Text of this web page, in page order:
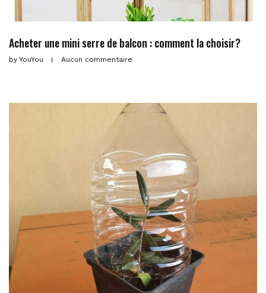
Acheter une mini serre de balcon : comment la choisir?
by YouYou Aucun commentaire